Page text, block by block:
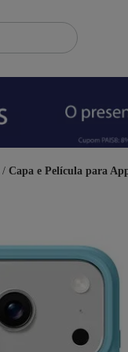
/ Capa e Película para